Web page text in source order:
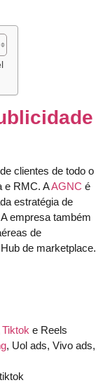
clientes de todo o
e RMC. AAGNC é
estratégia de
A empresa também
de
de marketplace.
Tiktok e Reels
, Uol ads, Vivo ads,